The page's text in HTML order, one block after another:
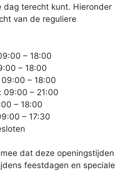
dag terecht kunt. Hieronder
van de reguliere
– 18:00
– 18:00
– 18:00
09:00 – 21:00
– 18:00
– 17:30
dat deze openingstijden
feestdagen en speciale